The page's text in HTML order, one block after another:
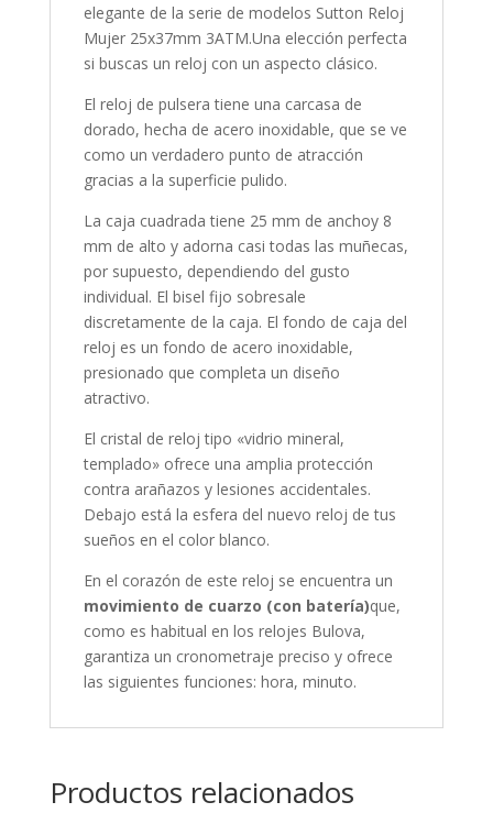
elegante de la serie de modelos Sutton Reloj
Mujer 25x37mm 3ATM.Una elección perfecta
si buscas un reloj con un aspecto clásico.
El reloj de pulsera tiene una carcasa de
dorado, hecha de acero inoxidable, que se ve
como un verdadero punto de atracción
gracias a la superficie pulido.
La caja cuadrada tiene 25 mm de anchoy 8
mm de alto y adorna casi todas las muñecas,
por supuesto, dependiendo del gusto
individual. El bisel fijo sobresale
discretamente de la caja. El fondo de caja del
reloj es un fondo de acero inoxidable,
presionado que completa un diseño
atractivo.
El cristal de reloj tipo «vidrio mineral,
templado» ofrece una amplia protección
contra arañazos y lesiones accidentales.
Debajo está la esfera del nuevo reloj de tus
sueños en el color blanco.
En el corazón de este reloj se encuentra un
movimiento de cuarzo (con batería)que,
como es habitual en los relojes Bulova,
garantiza un cronometraje preciso y ofrece
las siguientes funciones: hora, minuto.
Productos relacionados